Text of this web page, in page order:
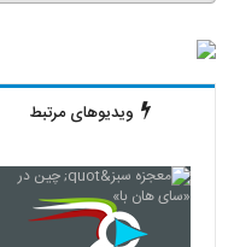
ویدیوهای مرتبط